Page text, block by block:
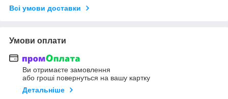
Всі умови доставки
Умови оплати
Ви отримаєте замовлення
або гроші повернуться на вашу картку
Детальніше